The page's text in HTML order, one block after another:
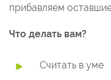
прибавляем
Что делать вам?
Считать в уме